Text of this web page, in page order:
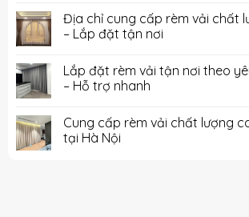
Địa chỉ cung cấp rèm vải chất
– Lắp đặt tận nơi
Lắp đặt rèm vải tận nơi theo
– Hỗ trợ nhanh
Cung cấp rèm vải chất lượng
tại Hà Nội